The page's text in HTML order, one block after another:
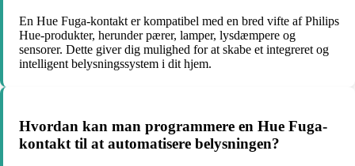
En Hue Fuga-kontakt er kompatibel med en bred vifte af Philips
Hue-produkter, herunder pærer, lamper, lysdæmpere og
sensorer. Dette giver dig mulighed for at skabe et integreret og
intelligent belysningssystem i dit hjem.
Hvordan kan man programmere en Hue Fuga-
kontakt til at automatisere belysningen?